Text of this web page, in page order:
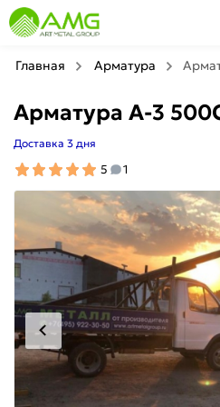
Главная Арматура
Арматура A-3
Доставка 3 дня
5 1